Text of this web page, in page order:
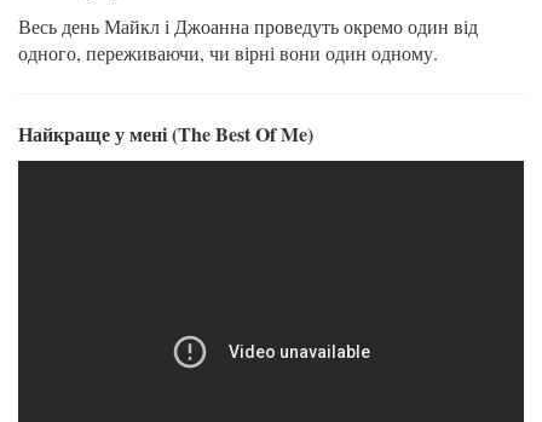
Весь день Майкл і Джоанна проведуть окремо один від
одного, переживаючи, чи вірні вони один одному.
Найкраще у мені (The Best Of Me)